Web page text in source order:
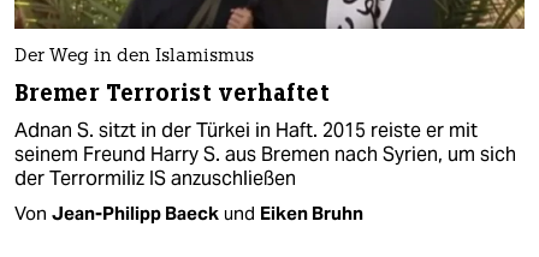
Der Weg in den Islamismus
Bremer Terrorist verhaftet
Adnan S. sitzt in der Türkei in Haft. 2015 reiste er mit
seinem Freund Harry S. aus Bremen nach Syrien, um sich
der Terrormiliz IS anzuschließen
Von Jean-Philipp Baeck und Eiken Bruhn